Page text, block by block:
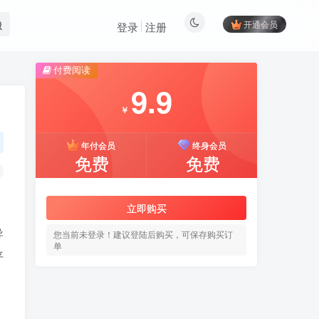
开通会员
登录 注册
付费阅读
￥ 9.9
年付会员
免费
终身会员
免费
立即购买
您当前未登录！建议登陆后购买，可保存购买订
单